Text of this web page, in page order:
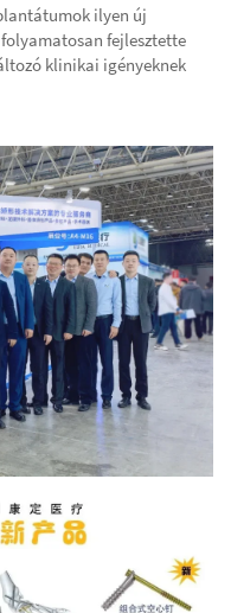
ilyen új
fejlesztette
klinikai igényeknek